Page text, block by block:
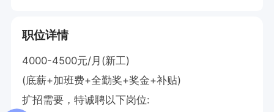
职位详情
4000-4500元/月(新工)
(底薪+加班费+全勤奖+奖金+补贴)
扩招需要，特诚聘以下岗位: